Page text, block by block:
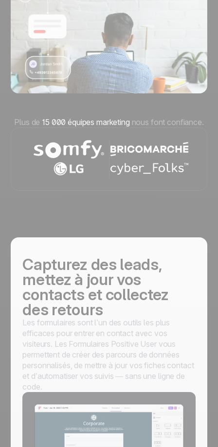
Plus de 15 000 équipes marketing nous font confiance.
Capturez des leads,
mettez à jour vos
contacts et collectez
des retours
Les formulaires sont l’un des outils les plus
efficaces pour entrer en contact avec vos
visiteurs. Les Formulaires Positive User vous
permettent de créer des parcours de données
personnalisés, de mettre à jour vos fiches contact
et d’automatiser vos suivis — sans une ligne de
code.